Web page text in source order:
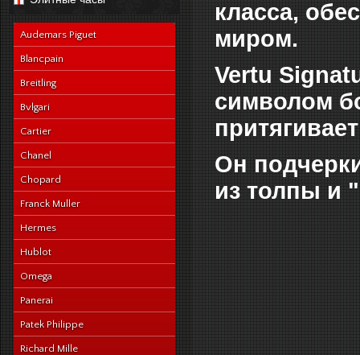
Audemars Piguet
Blancpain
Breitling
Bvlgari
Cartier
Chanel
Chopard
Franck Muller
Hermes
Hublot
Omega
Panerai
Patek Philippe
Richard Mille
класса,
миром.
Vertu
символом
Он
из толпы и